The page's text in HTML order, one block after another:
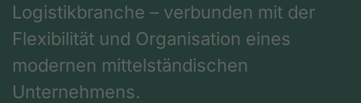
Logistikbranche – verbunden mit der
Flexibilität und Organisation eines
modernen mittelständischen
Unternehmens.